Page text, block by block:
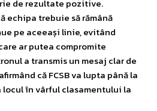
de rezultate pozitive.
echipa trebuie să rămână
pe aceeași linie, evitând
ar putea compromite
a transmis un mesaj clar de
că FCSB va lupta până la
în vârful clasamentului la